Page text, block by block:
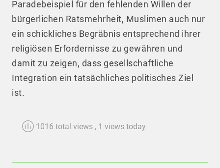
Paradebeispiel für den fehlenden Willen der
bürgerlichen Ratsmehrheit, Muslimen auch nur
ein schickliches Begräbnis entsprechend ihrer
religiösen Erfordernisse zu gewähren und
damit zu zeigen, dass gesellschaftliche
Integration ein tatsächliches politisches Ziel
ist.
1016 total views , 1 views today